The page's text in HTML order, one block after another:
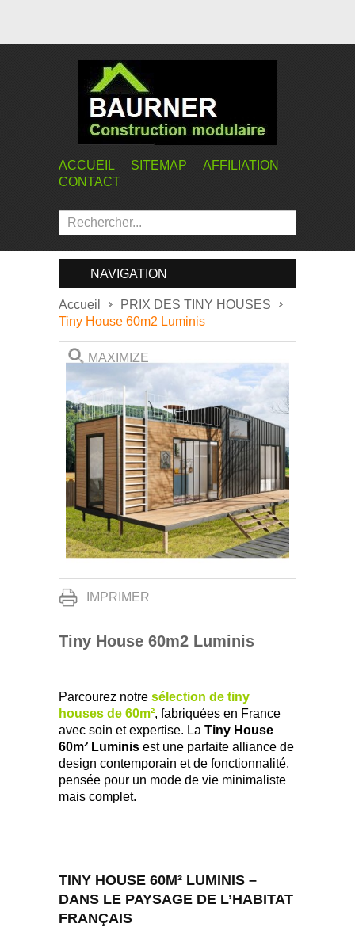
ACCUEIL SITEMAP
AFFILIATION
CONTACT
NAVIGATION
Accueil
PRIX DES TINY HOUSES
Tiny House 60m2 Luminis
MAXIMIZE
IMPRIMER
Tiny House 60m2 Luminis
Parcourez notre sélection de tiny
houses de 60m², fabriquées en France
avec soin et expertise. La Tiny House
60m² Luminis est une parfaite alliance de
design contemporain et de fonctionnalité,
pensée pour un mode de vie minimaliste
mais complet.
TINY HOUSE 60M² LUMINIS –
DANS LE PAYSAGE DE L’HABITAT
FRANÇAIS